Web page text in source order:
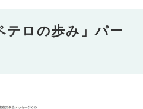
テロの歩み」パー